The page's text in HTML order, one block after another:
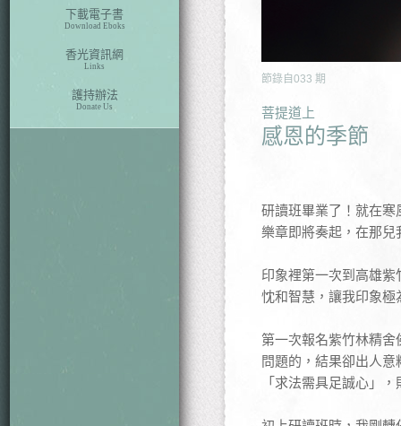
下載電子書
Download Eboks
香光資訊網
Links
護持辦法
Donate Us
節錄自 033 期
菩提道上
感恩的季節
研讀班畢業了！就在
樂章即將奏起，在那
印象裡第一次到高雄
忱和智慧，讓我印象
第一次報名紫竹林精
問題的，結果卻出人
「求法需具足誠心」